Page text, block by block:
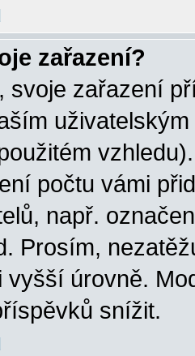
zařazení?
svoje zařazení
počtu vámi
např.
Prosím,
vyšší úrovně.
snížit.